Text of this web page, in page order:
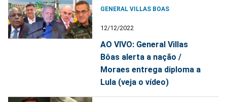
GENERAL VILLAS BOAS
12/12/2022
AO VIVO: General Villas
Bôas alerta a nação /
Moraes entrega diploma a
Lula (veja o vídeo)